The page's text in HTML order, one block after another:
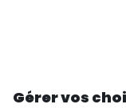
Gérer vos